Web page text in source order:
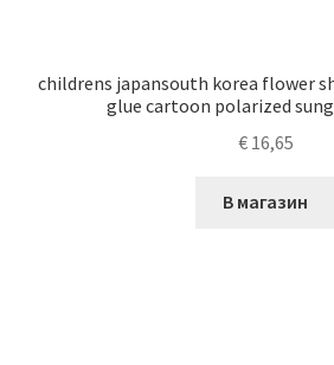
childrens japansouth korea flower
glue cartoon polarized
€16,65
В магазин